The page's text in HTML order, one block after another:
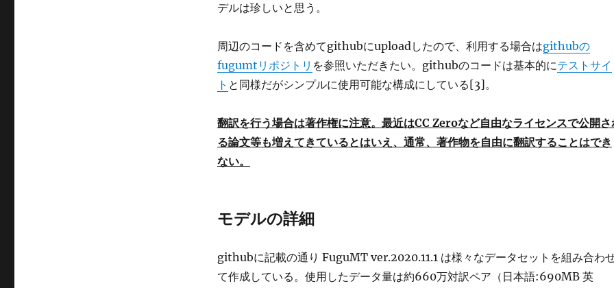
デルは珍しいと思う。
周辺のコードを含めてgithubにuploadしたので、利用する場合はgithubの
fugumtリポジトリ を参照いただきたい。githubのコードは基本的にテストサイ
ト と同様だがシンプルに使用可能な構成にしている[3]。
翻訳を行う場合は著作権に注意。最近はCC Zeroなど自由なライセンスで公開さ
る論文等も増えてきているとはいえ、通常、著作物を自由に翻訳することはでき
ない。
モデルの詳細
githubに記載の通り FuguMT ver.2020.11.1 は様々なデータセットを組み合わ
て作成している。使用したデータ量は約660万対訳ペア（日本語:690MB 英